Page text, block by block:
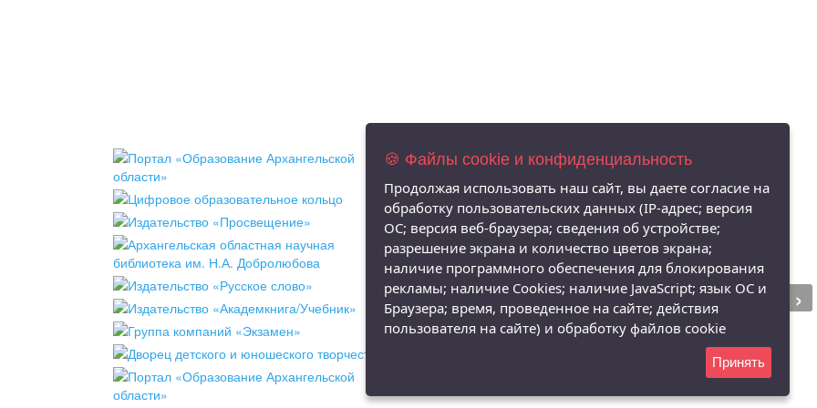
›
🍪 Файлы cookie и конфиденциальность
Продолжая использовать наш сайт, вы даете согласие на
обработку пользовательских данных (IP-адрес; версия
ОС; версия веб-браузера; сведения об устройстве;
разрешение экрана и количество цветов экрана;
наличие программного обеспечения для блокирования
рекламы; наличие Cookies; наличие JavaScript; язык ОС и
Браузера; время, проведенное на сайте; действия
пользователя на сайте) и обработку файлов cookie
Принять